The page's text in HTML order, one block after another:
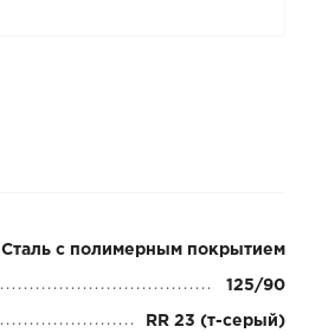
Сталь с полимерным покрытием
125/90
RR 23 (т-серый)